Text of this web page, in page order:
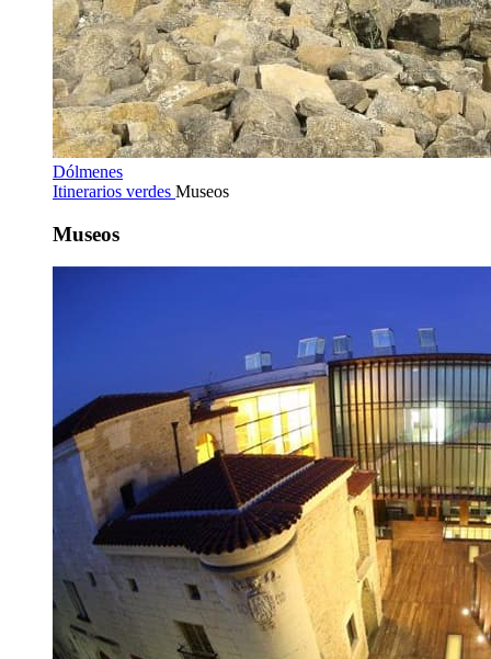
Dólmenes
Itinerarios verdes Museos
Museos